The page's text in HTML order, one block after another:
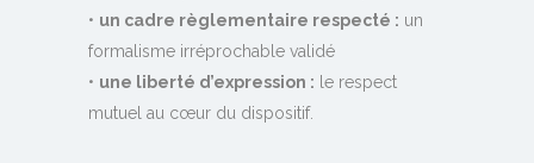
• un cadre règlementaire respecté : un
formalisme irréprochable validé
• une liberté d’expression : le respect
mutuel au cœur du dispositif.